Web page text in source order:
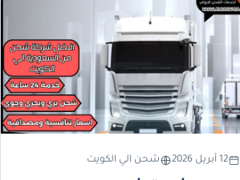
12 أبريل 2026 شحن الي الكويت